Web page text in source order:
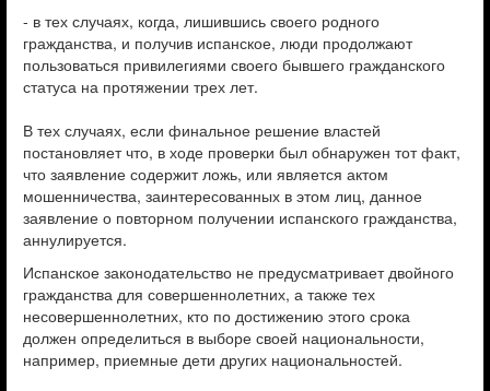
- в тех случаях, когда, лишившись своего родного
гражданства, и получив испанское, люди продолжают
пользоваться привилегиями своего бывшего гражданского
статуса на протяжении трех лет.
В тех случаях, если финальное решение властей
постановляет что, в ходе проверки был обнаружен тот факт,
что заявление содержит ложь, или является актом
мошенничества, заинтересованных в этом лиц, данное
заявление о повторном получении испанского гражданства,
аннулируется.
Испанское законодательство не предусматривает двойного
гражданства для совершеннолетних, а также тех
несовершеннолетних, кто по достижению этого срока
должен определиться в выборе своей национальности,
например, приемные дети других национальностей.